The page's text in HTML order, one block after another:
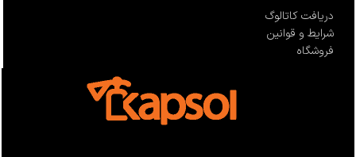
دریافت کاتالوگ
شرایط و قوانین
فروشگاه